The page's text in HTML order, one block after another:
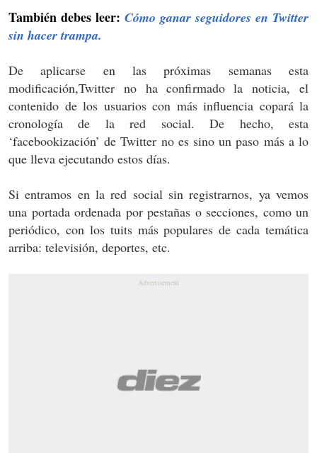
También debes leer: Cómo ganar seguidores en Twitter
sin hacer trampa.
De aplicarse en las próximas semanas esta
modificación,Twitter no ha confirmado la noticia, el
contenido de los usuarios con más influencia copará la
cronología de la red social. De hecho, esta
‘facebookización’ de Twitter no es sino un paso más a lo
que lleva ejecutando estos días.
Si entramos en la red social sin registrarnos, ya vemos
una portada ordenada por pestañas o secciones, como un
periódico, con los tuits más populares de cada temática
arriba: televisión, deportes, etc.